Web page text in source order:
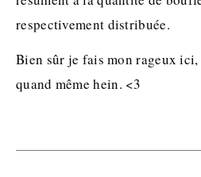
respectivement distribuée.
Bien sûr je fais mon rageux
quand même hein. <3